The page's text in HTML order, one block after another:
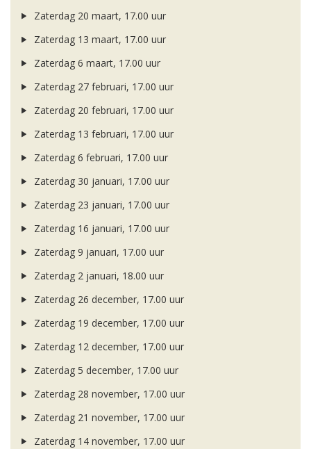
Zaterdag 20 maart, 17.00 uur
Zaterdag 13 maart, 17.00 uur
Zaterdag 6 maart, 17.00 uur
Zaterdag 27 februari, 17.00 uur
Zaterdag 20 februari, 17.00 uur
Zaterdag 13 februari, 17.00 uur
Zaterdag 6 februari, 17.00 uur
Zaterdag 30 januari, 17.00 uur
Zaterdag 23 januari, 17.00 uur
Zaterdag 16 januari, 17.00 uur
Zaterdag 9 januari, 17.00 uur
Zaterdag 2 januari, 18.00 uur
Zaterdag 26 december, 17.00 uur
Zaterdag 19 december, 17.00 uur
Zaterdag 12 december, 17.00 uur
Zaterdag 5 december, 17.00 uur
Zaterdag 28 november, 17.00 uur
Zaterdag 21 november, 17.00 uur
Zaterdag 14 november, 17.00 uur